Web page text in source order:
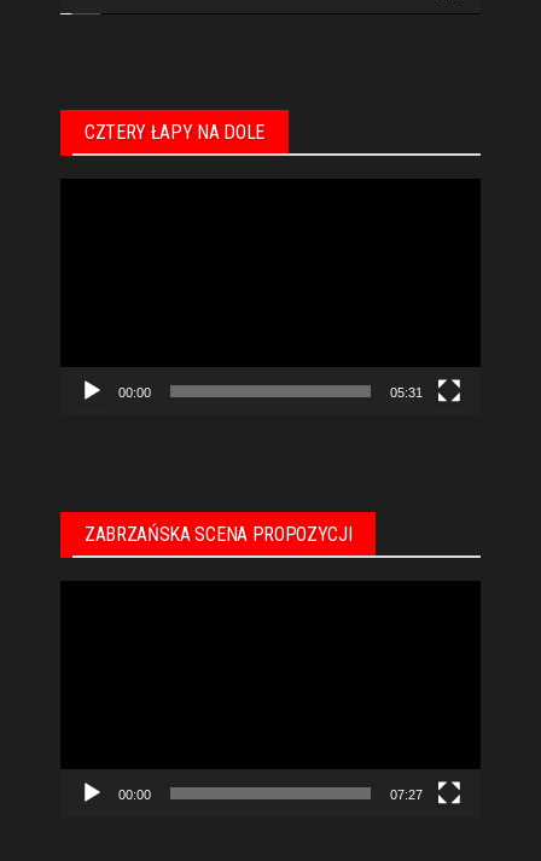
CZTERY ŁAPY NA DOLE
00:00 05:31
ZABRZAŃSKA SCENA PROPOZYCJI
00:00 07:27